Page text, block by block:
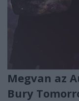
Megvan az
Bury